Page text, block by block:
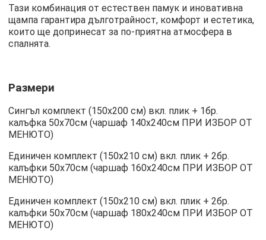
Тази комбинация от естествен памук и иновативна
щампа гарантира дълготрайност, комфорт и естетика,
които ще допринесат за по-приятна атмосфера в
спалнята.
Размери
Сингъл комплект (150х200 см) вкл. плик + 1бр.
калъфка 50х70см (чаршаф 140х240см ПРИ ИЗБОР ОТ
МЕНЮТО)
Единичен комплект (150х210 см) вкл. плик + 2бр.
калъфки 50х70см (чаршаф 160х240см ПРИ ИЗБОР ОТ
МЕНЮТО)
Единичен комплект (150х210 см) вкл. плик + 2бр.
калъфки 50х70см (чаршаф 180х240см ПРИ ИЗБОР ОТ
МЕНЮТО)